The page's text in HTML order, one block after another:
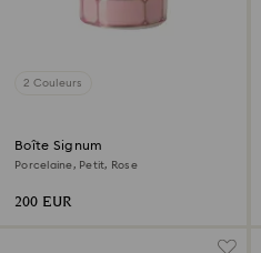
2 Couleurs
Boîte Signum
Porcelaine, Petit, Rose
200 EUR